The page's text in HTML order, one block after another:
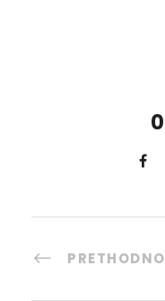
0
PRETHODNO